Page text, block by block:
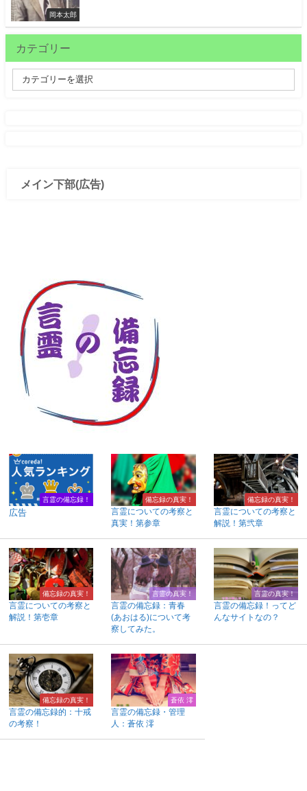
岡本太郎
カテゴリー
メイン下部(広告)
言霊の備忘録！
広告
備忘録の真実！
言霊についての考察と
真実！第参章
備忘録の真実！
言霊についての考察と
解説！第弐章
備忘録の真実！
言霊についての考察と
解説！第壱章
言霊の真実！
言霊の備忘録：青春
(あおはる)について考
察してみた。
言霊の真実！
言霊の備忘録！ってど
んなサイトなの？
備忘録の真実！
言霊の備忘録的：十戒
の考察！
蒼依 澪
言霊の備忘録・管理
人：蒼依 澪